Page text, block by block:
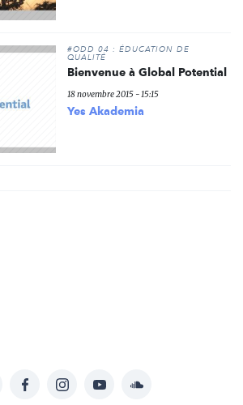
#ODD 04 : ÉDUCATION DE
QUALITÉ
Bienvenue à Global Potential
18 novembre 2015 - 15:15
Yes Akademia
FacebookInstagramYouTubeSoundcloud